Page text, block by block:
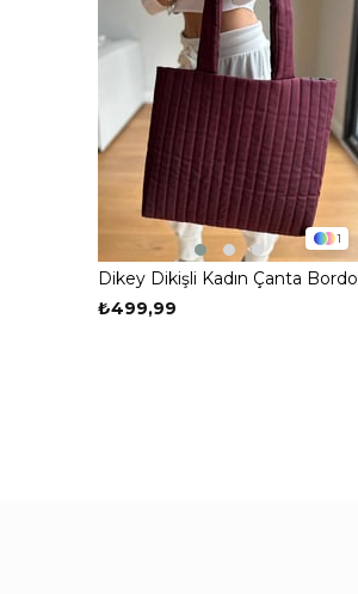
1
Dikey Dikişli Kadın Çanta Bordo
₺499,99